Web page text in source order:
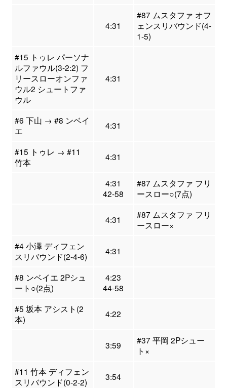
4:31
#87 ムスタファ オフ
ェンスリバウンド(4-
1-5)
#15 トゥレ パーソナ
ルファウル(3-2:2) フ
リースローオンファ
ウル2 シュートファ
ウル
4:31
#6 下山 → #8 ンベイ
エ
4:31
#15 トゥレ → #11
竹本
4:31
4:31
42-58
#87 ムスタファ フリ
ースロー○(7点)
4:31
#87 ムスタファ フリ
ースロー×
#4 小澤 ディフェン
スリバウンド(2-4-6)
4:31
#8 ンベイエ 2Pシュ
ート○(2点)
4:23
44-58
#5 坂本 アシスト(2
本)
4:22
3:59
#37 平岡 2Pシュー
ト×
#11 竹本 ディフェン
スリバウンド(0-2-2)
3:54